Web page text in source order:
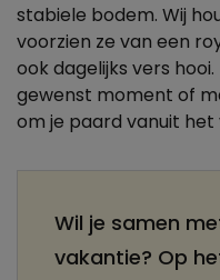
stabiele bodem. Wij
voorzien ze van een
ook dagelijks vers
gewenst moment of
om je paard vanuit het
Wil je samen
vakantie? Op